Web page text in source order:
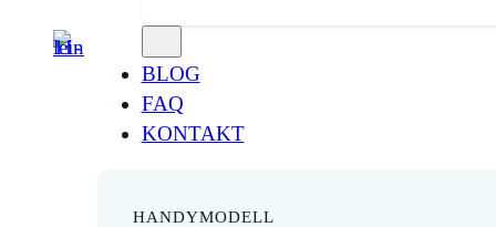
BLOG
FAQ
KONTAKT
HANDYMODELL